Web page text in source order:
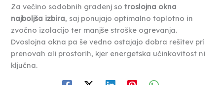
Za večino sodobnih gradenj sotroslojna okna
najboljša izbira, saj ponujajo optimalno toplotno in
zvočno izolacijo ter manjše stroške ogrevanja.
Dvoslojna okna pa še vedno ostajajo dobra rešitev pri
prenovah ali prostorih, kjer energetska učinkovitost ni
ključna.